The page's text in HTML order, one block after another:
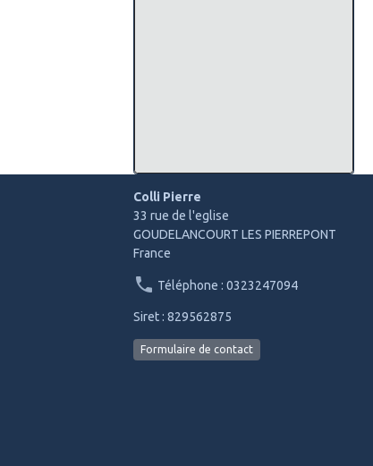
Colli Pierre
33 rue de l'eglise
GOUDELANCOURT LES PIERREPONT
France
Téléphone : 0323247094
Siret : 829562875
Formulaire de contact